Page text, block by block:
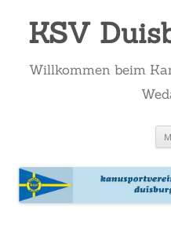
KSV
Willkommen beim